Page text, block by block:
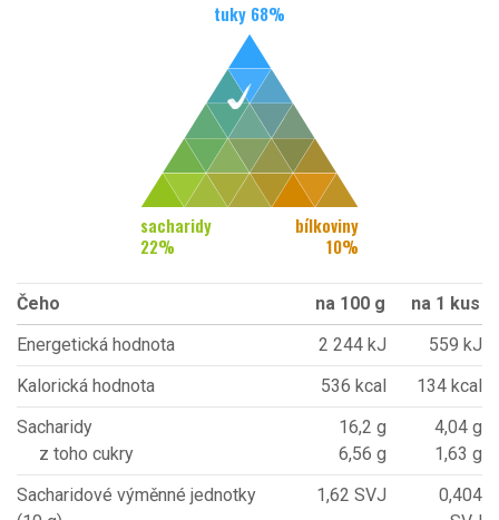
tuky 68%
sacharidy
22%
bílkoviny
10%
Čeho na 100 g
na 1 kus
Energetická hodnota
2 244 kJ
559 kJ
Kalorická hodnota
536 kcal
134 kcal
Sacharidy
z toho cukry
16,2 g
6,56 g
4,04 g
1,63 g
Sacharidové výměnné jednotky
1,62 SVJ
0,404